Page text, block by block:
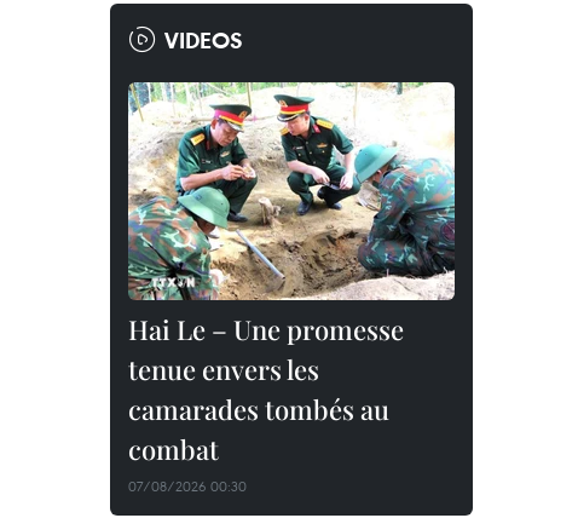
VIDEOS
Hai Le – Une promesse
tenue envers les
camarades tombés au
combat
07/08/2026 00:30